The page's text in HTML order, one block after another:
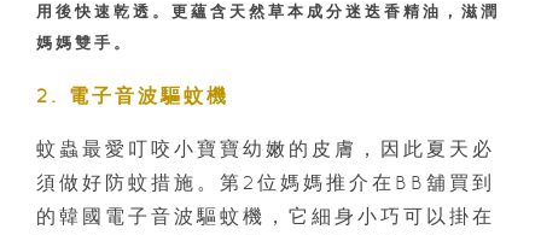
用後快速乾透。更蘊含天然草本成分迷迭香精油，滋潤
媽媽雙手。
2. 電子音波驅蚊機
蚊蟲最愛叮咬小寶寶幼嫩的皮膚，因此夏天必
須做好防蚊措施。第2位媽媽推介在BB舖買到
的韓國電子音波驅蚊機，它細身小巧可以掛在